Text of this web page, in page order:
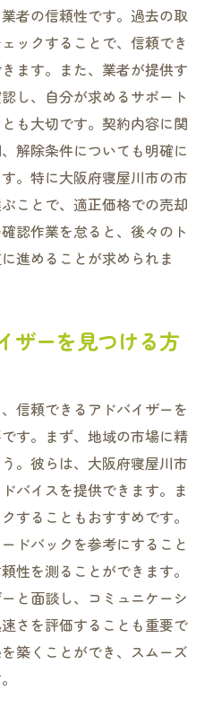
者の信頼性です。過去の取
ックすることで、信頼でき
ます。また、業者が提供す
し、自分が求めるサポート
も大切です。契約内容に関
解除条件についても明確に
。特に大阪府寝屋川市の市
ことで、適正価格での売却
認作業を怠ると、後々のト
進めることが求められま
ザーを見つける方
信頼できるアドバイザーを
す。まず、地域の市場に精
。彼らは、大阪府寝屋川市
バイスを提供できます。ま
することもおすすめです。
ドバックを参考にすること
性を測ることができます。
と面談し、コミュニケーシ
さを評価することも重要で
築くことができ、スムーズ